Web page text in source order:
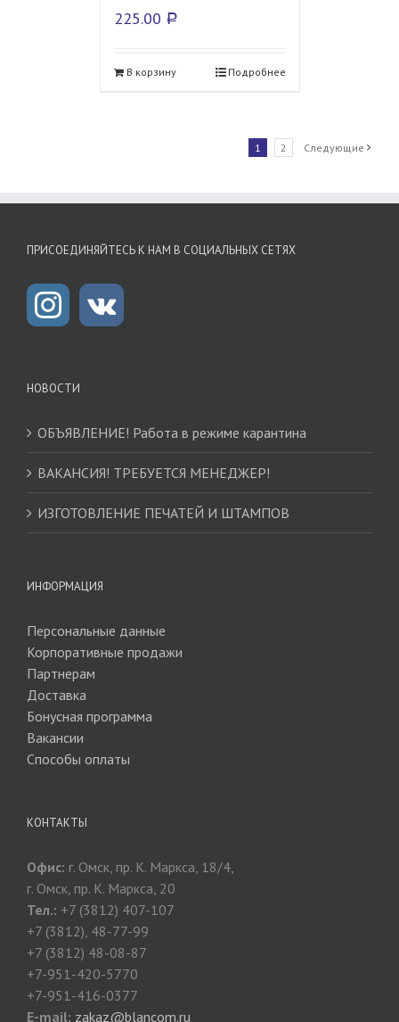
225.00 Р
В корзину Подробнее
1 2 Следующие
ПРИСОЕДИНЯЙТЕСЬ К НАМ В СОЦИАЛЬНЫХ СЕТЯХ
НОВОСТИ
ОБЪЯВЛЕНИЕ! Работа в режиме карантина
ВАКАНСИЯ! ТРЕБУЕТСЯ МЕНЕДЖЕР!
ИЗГОТОВЛЕНИЕ ПЕЧАТЕЙ И ШТАМПОВ
ИНФОРМАЦИЯ
Персональные данные
Корпоративные продажи
Партнерам
Доставка
Бонусная программа
Вакансии
Способы оплаты
КОНТАКТЫ
Офис: г. Омск, пр. К. Маркса, 18/4,
г. Омск, пр. К. Маркса, 20
Тел.: +7 (3812) 407-107
+7 (3812), 48-77-99
+7 (3812) 48-08-87
+7-951-420-5770
+7-951-416-0377
E-mail: zakaz@blancom.ru